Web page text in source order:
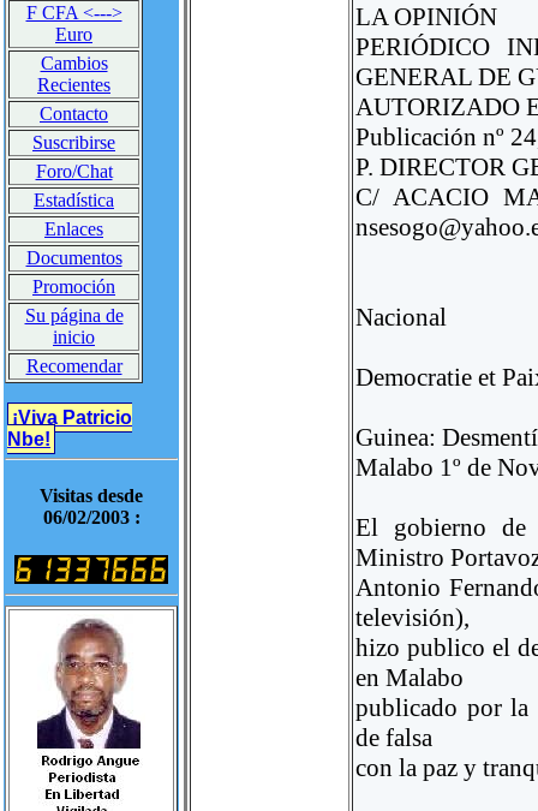
F CFA <--->
Euro
Cambios
Recientes
Contacto
Suscribirse
Foro/Chat
Estadística
Enlaces
Documentos
Promoción
Su página de
inicio
Recomendar
¡Viva Patricio
Nbe!
Visitas desde
06/02/2003 :
LA OPINIÓN
PERIÓDICO
GENERAL DE
AUTORIZADO
Publicación nº
P. DIRECTOR
C/ ACACIO
Nacional
Democratie et
Guinea:
Malabo 1º de
El gobierno de
Ministro
Antonio
televisión),
hizo publico el
en Malabo
publicado por la
de falsa
con la paz y